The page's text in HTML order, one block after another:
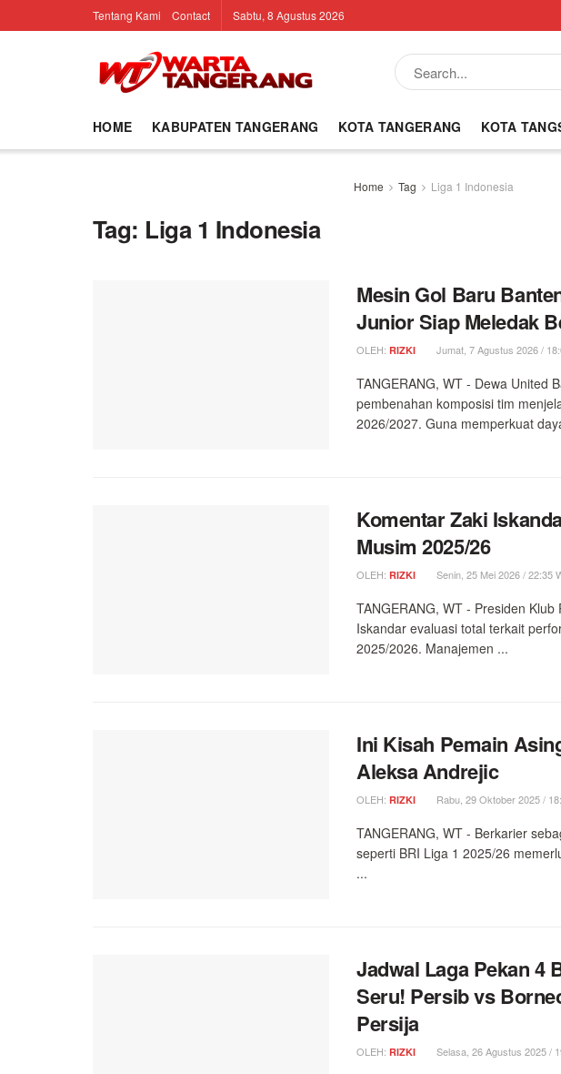
Tentang Kami Contact Sabtu, 8 Agustus 2026
HOME KABUPATEN TANGERANG KOTA TANGERANG KOTA
Home Tag Liga 1 Indonesia
Tag: Liga 1 Indonesia
Mesin Gol Baru
Junior Siap Meledak
OLEH: RIZKI Jumat, 7 Agustus 2026 /
TANGERANG, WT - Dewa United
pembenahan komposisi tim
2026/2027. Guna memperkuat
Komentar Zaki
Musim 2025/26
OLEH: RIZKI Senin, 25 Mei 2026 / 22:35
TANGERANG, WT - Presiden
Iskandar evaluasi total terkait
2025/2026. Manajemen ...
Ini Kisah Pemain
Aleksa Andrejic
OLEH: RIZKI Rabu, 29 Oktober 2025 /
TANGERANG, WT - Berkarier
seperti BRI Liga 1 2025/26
...
Jadwal Laga Pekan 4
Seru! Persib vs
Persija
OLEH: RIZKI Selasa, 26 Agustus 2025 /